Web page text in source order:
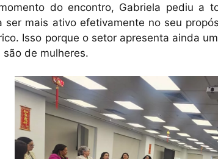
do encontro, Gabriela pediu a
ser mais ativo efetivamente no seu
Isso porque o setor apresenta ainda
de mulheres.